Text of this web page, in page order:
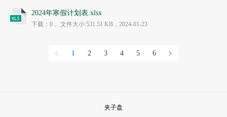
2024年寒假计划表.xlsx
下载：0， 文件大小:531.51 KB ，2024-01-23
1 2 3 4 5 6
夹子盘